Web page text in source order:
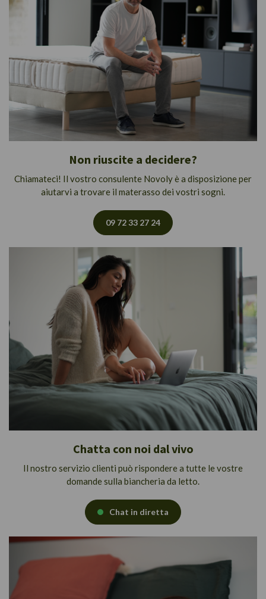
Non riuscite a decidere?
Chiamateci! Il vostro consulente Novoly è a disposizione per
aiutarvi a trovare il materasso dei vostri sogni.
09 72 33 27 24
Chatta con noi dal vivo
Il nostro servizio clienti può rispondere a tutte le vostre
domande sulla biancheria da letto.
Chat in diretta